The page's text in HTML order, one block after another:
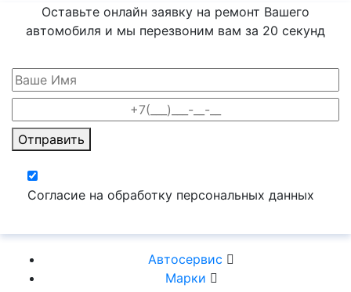
Оставьте онлайн заявку на ремонт Вашего
автомобиля и мы перезвоним вам за 20 секунд
Отправить
Согласие на обработку персональных данных
Автосервис
Марки